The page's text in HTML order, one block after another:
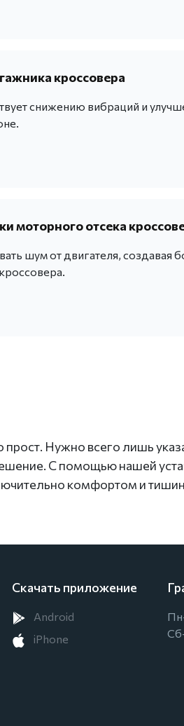
кроссовера
снижению вибраций и
моторного отсека
шум от двигателя, создавая
Нужно всего лишь
С помощью нашей
комфортом и
Скачать приложение
Android
iPhone